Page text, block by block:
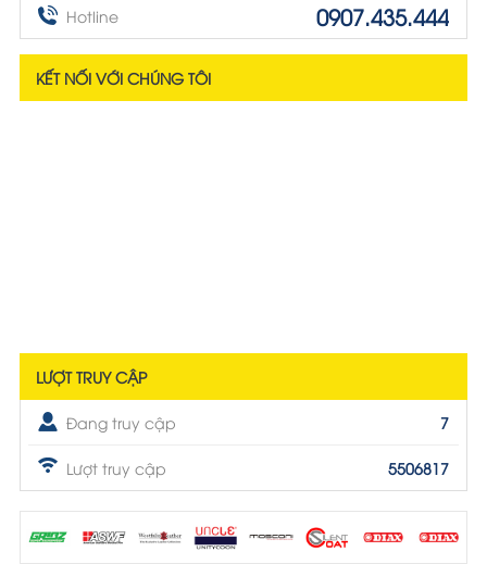
Hotline 0907.435.444
KẾT NỐI VỚI CHÚNG TÔI
LƯỢT TRUY CẬP
Đang truy cập 7
Lượt truy cập 5506817